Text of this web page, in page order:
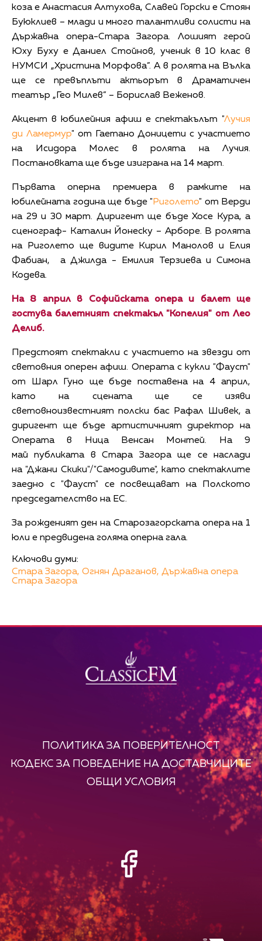
коза е Анастасия Алтухова, Славей Горски е Стоян
Буюклиев – млади и много талантливи солисти на
Държавна опера-Стара Загора. Лошият герой
Юху Буху е Даниел Стойнов, ученик в 10 клас в
НУМСИ „Христина Морфова”. А в ролята на Вълка
ще се превъплъти актьорът в Драматичен
театър „Гео Милев” – Борислав Веженов.
Акцент в юбилейния афиш е спектакълът "Лучия
ди Ламермур" от Гаетано Доницети с участието
на Исидора Молес в ролята на Лучия.
Постановката ще бъде изиграна на 14 март.
Първата оперна премиера в рамките на
юбилейната година ще бъде " Риголето" от Верди
на 29 и 30 март. Диригент ще бъде Хосе Кура, а
сценограф- Каталин Йонеску – Арборе. В ролята
на Риголето ще видите Кирил Манолов и Елия
Фабиан, а Джилда - Емилия Терзиева и Симона
Кодева.
На 8 април в Софийската опера и балет ще
гостува балетният спектакъл "Копелия" от Лео
Делиб.
Предстоят спектакли с участието на звезди от
световния оперен афиш. Операта с кукли "Фауст"
от Шарл Гуно ще бъде поставена на 4 април,
като на сцената ще се изяви
световноизвестният полски бас Рафал Шивек, а
диригент ще бъде артистичният директор на
Операта в Ница Венсан Монтей. На 9
май публиката в Стара Загора ще се наслади
на "Джани Скики"/"Самодивите", като спектаклите
заедно с "Фауст" се посвещават на Полското
председателство на ЕС.
За рожденият ден на Старозагорската опера на 1
юли е предвидена голяма оперна гала.
Ключови думи:
Стара Загора, Огнян Драганов, Държавна опера
Стара Загора
ПОЛИТИКА ЗА ПОВЕРИТЕЛНОСТ
КОДЕКС ЗА ПОВЕДЕНИЕ НА ДОСТАВЧИЦИТЕ
ОБЩИ УСЛОВИЯ